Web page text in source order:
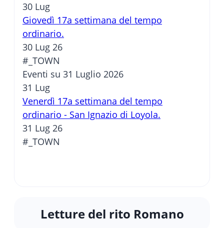
30 Lug
Giovedì 17a settimana del tempo
ordinario.
30 Lug 26
#_TOWN
Eventi su 31 Luglio 2026
31 Lug
Venerdì 17a settimana del tempo
ordinario - San Ignazio di Loyola.
31 Lug 26
#_TOWN
Letture del rito Romano